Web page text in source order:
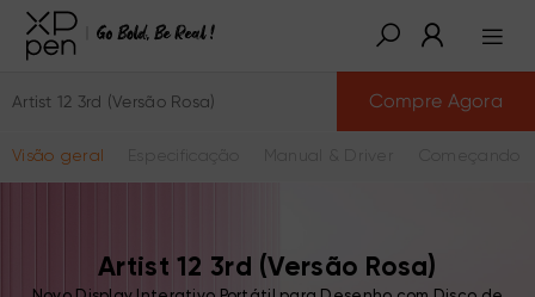
Artist 12 3rd (Versão Rosa)
Visão geral
Compre Agora
Artist 12 3rd (Versão Rosa)